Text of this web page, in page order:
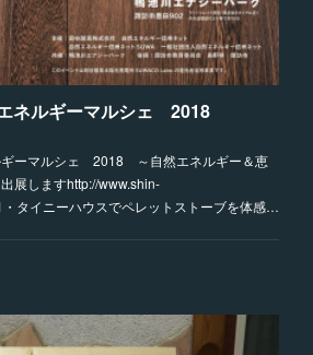
ネルギーマルシェ 2018
ギーマルシェ 2018 ～自然エネルギー＆恵
展しますhttp://www.shin-
タイニーハウスでペレットストーブを体感…